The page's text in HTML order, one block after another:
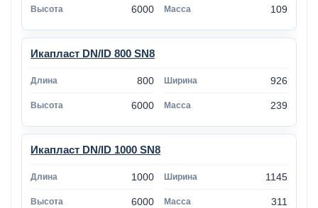
6000 109
Икапласт DN/ID 800 SN8
800 926
6000 239
Икапласт DN/ID 1000 SN8
1000 1145
6000 311